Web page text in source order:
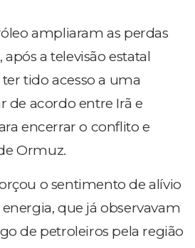
ampliaram as perdas
a televisão estatal
tido acesso a uma
acordo entre Irã e
encerrar o conflito e
Ormuz.
o sentimento de alívio
que já observavam
de petroleiros pela região